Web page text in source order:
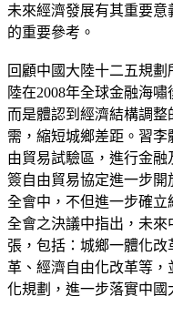
未來經濟發展有其重要意
的重要參考。
回顧中國大陸十二五規
陸在2008年全球金融海
而是體認到經濟結構調
需，縮短城鄉差距。習李
由貿易試驗區，進行金
簽自由貿易協定進一步開
全會中，不但進一步確
全會之決議中指出，未
張，包括：城鄉一體化
革、經濟自由化改革等
化規劃，進一步落實中國